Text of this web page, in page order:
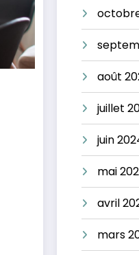
août
juillet
juin
mai
avril
mars